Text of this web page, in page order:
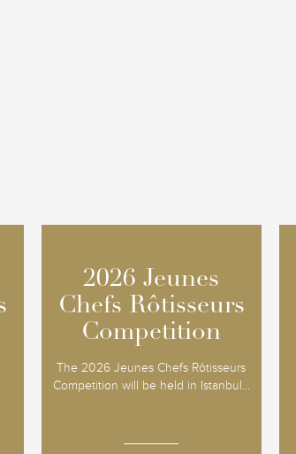
2026 Jeunes
Chefs Rôtisseurs
Competition
The 2026 Jeunes Chefs Rôtisseurs
Competition will be held in Istanbul...
2026 Jeunes
Chefs Rôtisseurs
Competition